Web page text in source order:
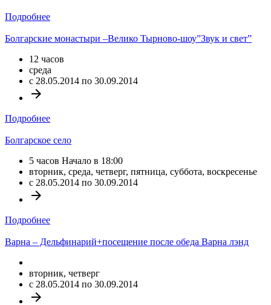
Подробнее
Болгарские монастыри –Велико Тырново-шоу”Звук и свет”
12 часов
среда
c 28.05.2014 по 30.09.2014
arrow_forward
Подробнее
Болгарское село
5 часов Начало в 18:00
вторник, среда, четверг, пятница, суббота, воскресенье
c 28.05.2014 по 30.09.2014
arrow_forward
Подробнее
Варна – Дельфинарий+посещение после обеда Варна лэнд
вторник, четверг
c 28.05.2014 по 30.09.2014
arrow_forward